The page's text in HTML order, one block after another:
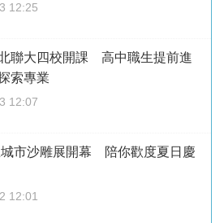
12:25
聯大四校開課 高中職生提前進
索專業
12:07
市沙雕展開幕 陪你歡度夏日慶
12:01